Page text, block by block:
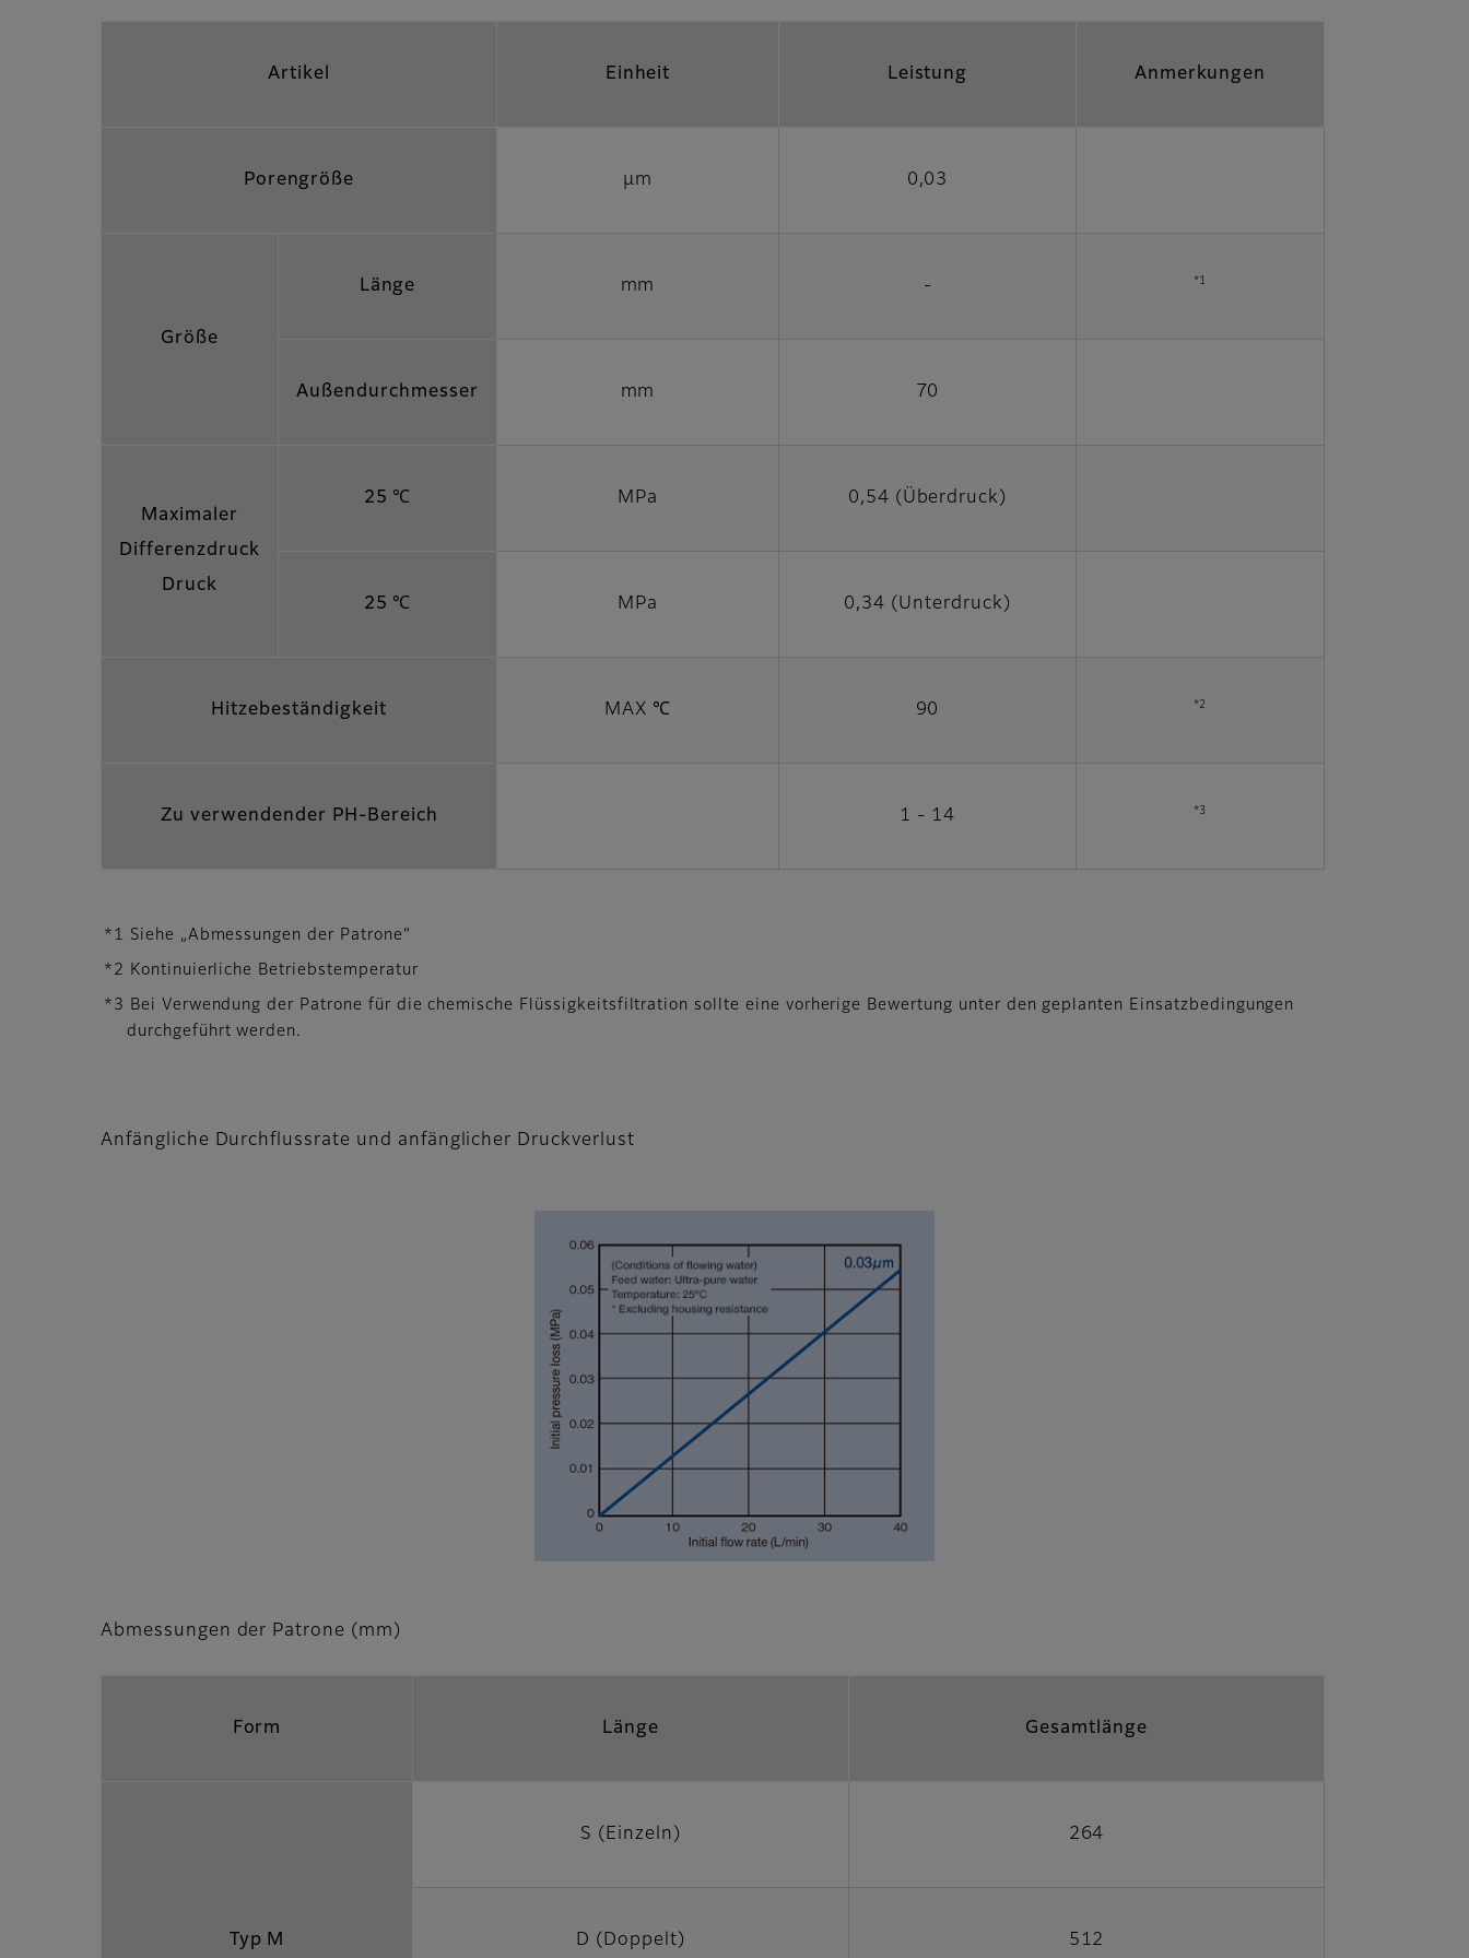
Artikel Einheit Leistung Anmerkungen
Porengröße µm 0,03
Größe
Länge mm - *1
Außendurchmesser mm 70
Maximaler
Differenzdruck
Druck
25 ℃ MPa 0,54 (Überdruck)
25 ℃ MPa 0,34 (Unterdruck)
Hitzebeständigkeit MAX ℃ 90 *2
Zu verwendender PH-Bereich 1 - 14 *3
*1 Siehe „Abmessungen der Patrone“
*2 Kontinuierliche Betriebstemperatur
*3 Bei Verwendung der Patrone für die chemische Flüssigkeitsfiltration sollte eine vorherige Bewertung unter den geplanten Einsatzbedingungen
durchgeführt werden.
Anfängliche Durchflussrate und anfänglicher Druckverlust
Abmessungen der Patrone (mm)
Form Länge Gesamtlänge
Typ M
S (Einzeln) 264
D (Doppelt) 512